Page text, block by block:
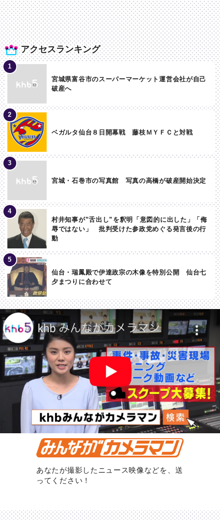
アクセスランキング
宮城県富谷市のスーパーマーケット運営会社が自己
破産へ
ベガルタ仙台８日開幕戦 藤枝ＭＹＦＣと対戦
宮城・石巻市の写真館 写真の高橋が破産開始決定
村井知事が”舌出し”を釈明「意図的に出した」「侮
辱ではない」 批判受けた参政党めぐる発言後の行
動
仙台・瑞鳳殿で伊達政宗の木像を特別公開 仙台七
夕まつりに合わせて
あなたが撮影したニュース映像などを、送
ってください！